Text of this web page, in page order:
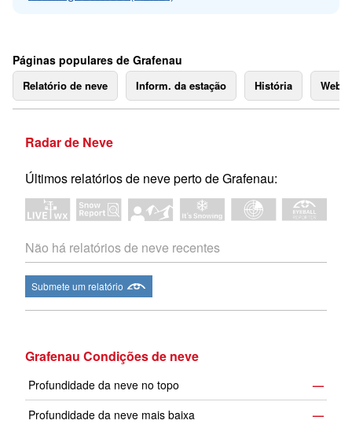
Páginas populares de Grafenau
Relatório de neve Inform. da estação História
Radar de Neve
Últimos relatórios de neve perto de Grafenau:
Não há relatórios de neve recentes
Submete um relatório
Grafenau Condições de neve
Profundidade da neve no topo
—
Profundidade da neve mais baixa
—